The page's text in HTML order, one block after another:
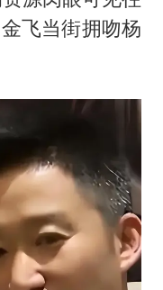
飞当街拥吻杨